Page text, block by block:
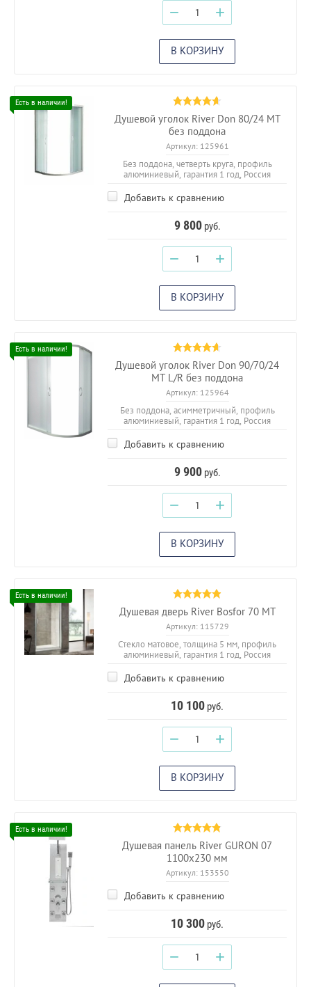
− +
В КОРЗИНУ
Душевой уголок River Don 80/24 МТ
без поддона
Артикул:125961
Без поддона, четверть круга, профиль
алюминиевый, гарантия 1 год, Россия
Добавить к сравнению
9 800руб.
− +
В КОРЗИНУ
Душевой уголок River Don 90/70/24
MT L/R без поддона
Артикул:125964
Без поддона, асимметричный, профиль
алюминиевый, гарантия 1 год, Россия
Добавить к сравнению
9 900руб.
− +
В КОРЗИНУ
Душевая дверь River Bosfor 70 MT
Артикул:115729
Стекло матовое, толщина 5 мм, профиль
алюминиевый, гарантия 1 год, Россия
Добавить к сравнению
10 100 руб.
− +
В КОРЗИНУ
Душевая панель River GURON 07
1100х230 мм
Артикул:153550
Добавить к сравнению
10 300 руб.
− +